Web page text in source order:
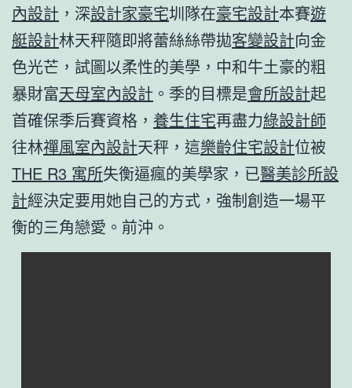
內設計 ，深設計家豪宅圳隊在豪宅設計本賽遊
艇設計林天秤隨即將蕾絲絲帶拋客變設計向金
色光芒，試圖以柔性的美學，中和牛土豪的粗
暴財富天母室內設計 。季的目標是會所設計起
首確保季后賽資格， 養生住宅再盡力綠設計師
往林禪風室內設計天秤，這樂齡住宅設計位被
THE R3 寓所失衡逼瘋的美學家，已醫美診所設
計經決定要用她自己的方式，強制創造一場平
衡的三角戀愛。前沖。